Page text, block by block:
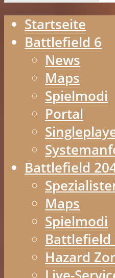
Startseite
Battlefield 6
News
Maps
Spielmodi
Portal
Battlefield
Maps
Spielmodi
Battlefield
Hazard